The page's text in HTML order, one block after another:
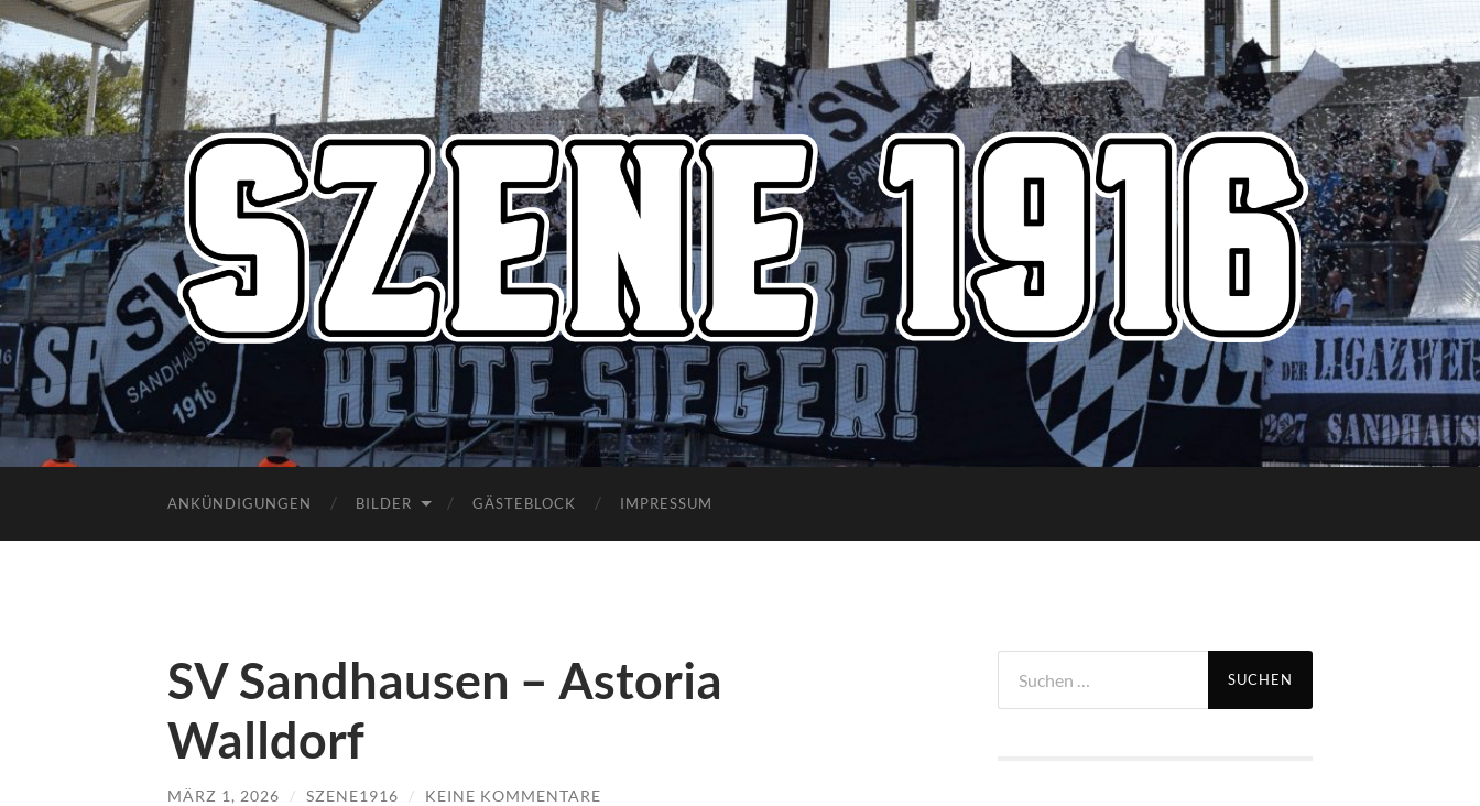
Szene1916
ANKÜNDIGUNGEN BILDER GÄSTEBLOCK IMPRESSUM
SV Sandhausen – Astoria
Walldorf
MÄRZ 1, 2026 / SZENE1916 / KEINE KOMMENTARE
nach: